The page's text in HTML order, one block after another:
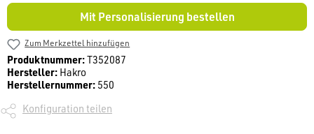
Mit Personalisierung bestellen
Zum Merkzettel hinzufügen
Produktnummer:T352087
Hersteller: Hakro
Herstellernummer: 550
Konfiguration teilen